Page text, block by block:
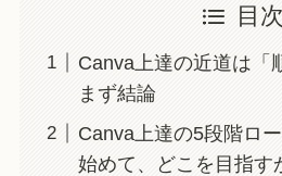
目次
Canva上達の近道は「
まず結論
Canva上達の5段階ロ
始めて、どこを目指す